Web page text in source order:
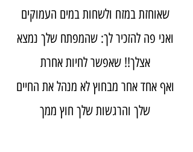
שאוחזת במזח ולשחות במים העמוקים
ואני פה להזכיר לך: שהמפתח שלך נמצא
אצלך!! שאפשר לחיות אחרת
ואף אחד אחר מבחוץ לא מנהל את החיים
שלך והרגשות שלך חוץ ממך